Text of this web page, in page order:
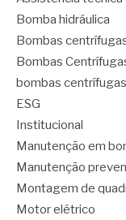
Bomba hidráulica
Bombas
Bombas
bombas
ESG
Institucional
Manutenção em
Manutenção
Montagem de
Motor elétrico